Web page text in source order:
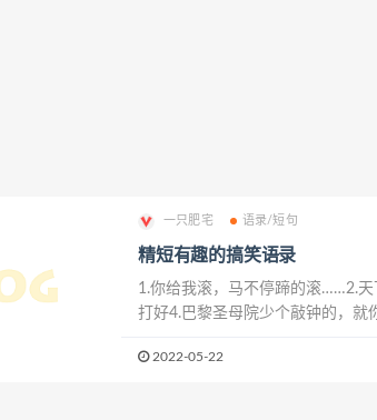
一只肥宅 语录/短句
精短有趣的搞笑语录
1.你给我滚，马不停蹄的滚……2.
打好4.巴黎圣母院少个敲钟的，就
子，今儿是怎么了？出门儿吃错药
2022-05-22